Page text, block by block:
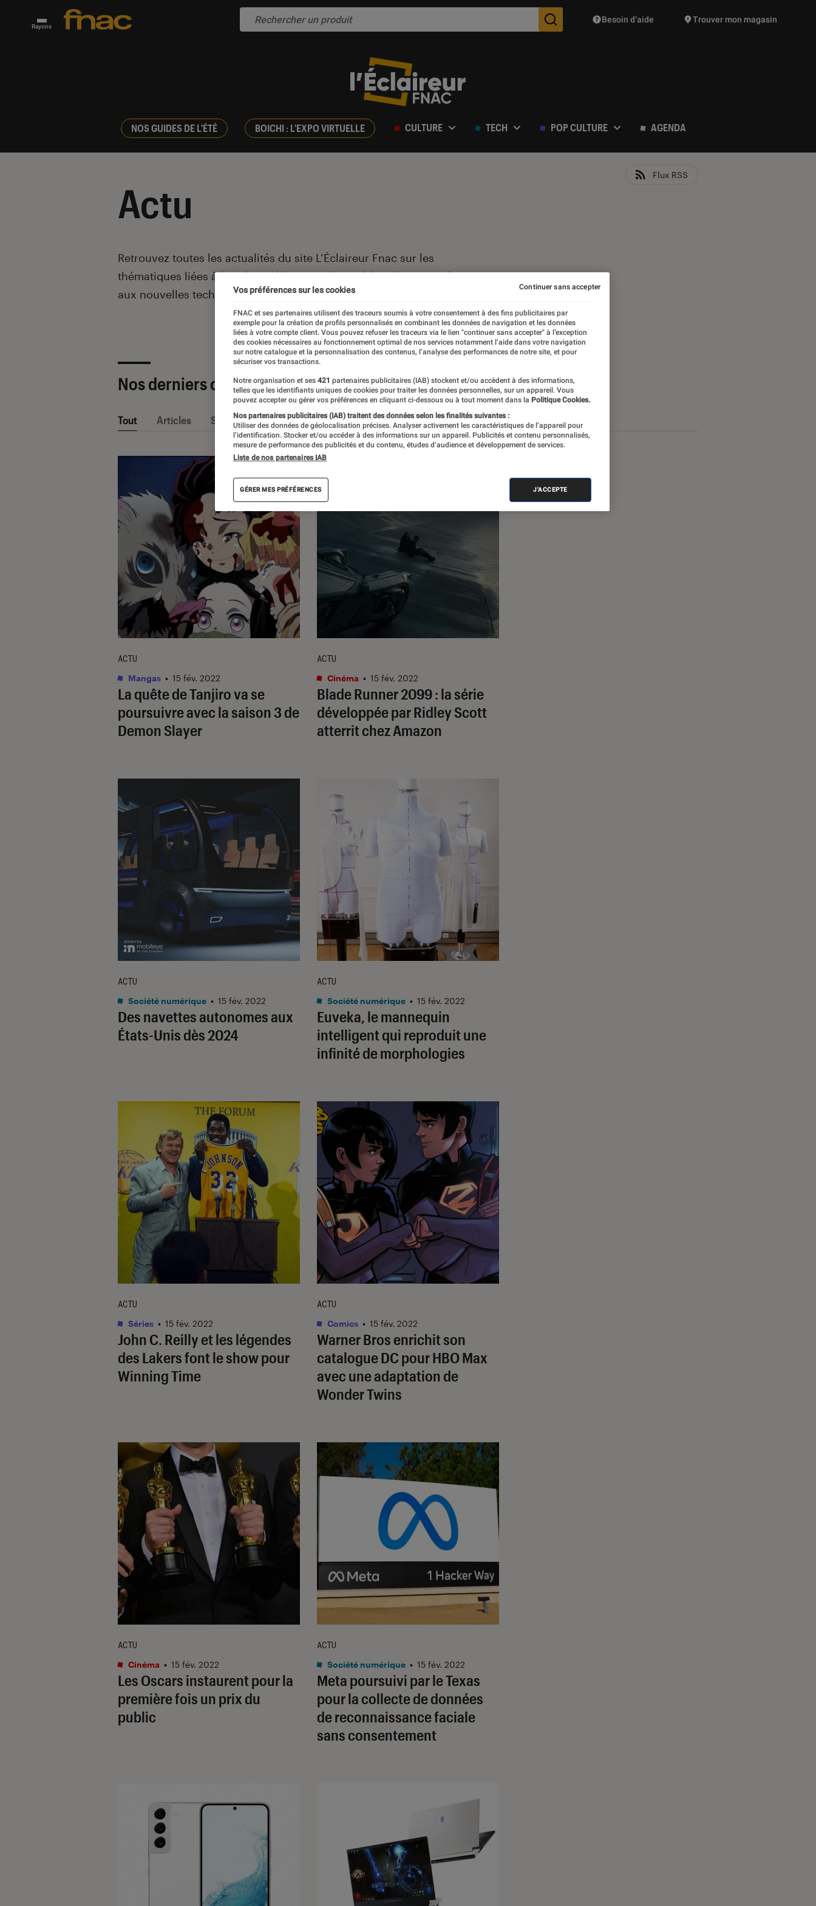
Rayons Des suggestions de produits vont vous être proposées
Besoin d’aide Trouver mon magasin
NOS GUIDES DE L'ÉTÉ BOICHI : L'EXPO VIRTUELLE CULTURE TECH POP CULTURE AGENDA
Actu
Flux RSS
Introduction
Retrouvez toutes les actualités du site L’Éclaireur Fnac sur les
thématiques liées à la culture, à la pop culture, à la culture numérique et
aux nouvelles technologies.
Nos derniers contenus
Tout Articles Sélections et guides Tests
La quête de Tanjiro va se
poursuivre avec la saison 3 de
Demon Slayer
ACTU
Mangas • 15 fév. 2022
Blade Runner 2099: la série
développée par Ridley Scott
atterrit chez Amazon
ACTU
Cinéma • 15 fév. 2022
Des navettes autonomes aux
États-Unis dès 2024
ACTU
Société numérique • 15 fév. 2022
Euveka, le mannequin
intelligent qui reproduit une
infinité de morphologies
ACTU
Société numérique • 15 fév. 2022
John C. Reilly et les légendes
des Lakers font le show pour
Winning Time
ACTU
Séries • 15 fév. 2022
Warner Bros enrichit son
catalogue DC pour HBO Max
avec une adaptation de
Wonder Twins
ACTU
Comics • 15 fév. 2022
Les Oscars instaurent pour la
première fois un prix du
public
ACTU
Cinéma • 15 fév. 2022
Meta poursuivi par le Texas
pour la collecte de données
de reconnaissance faciale
sans consentement
ACTU
Société numérique • 15 fév. 2022
Vos préférences sur les cookies
FNAC et ses partenaires utilisent des traceurs soumis à votre consentement à des fins publicitaires par
exemple pour la création de profils personnalisés en combinant les données de navigation et les données
liées à votre compte client. Vous pouvez refuser les traceurs via le lien "continuer sans accepter" à l’exception
des cookies nécessaires au fonctionnement optimal de nos services notamment l’aide dans votre navigation
sur notre catalogue et la personnalisation des contenus, l’analyse des performances de notre site, et pour
sécuriser vos transactions.
Notre organisation et ses 421 partenaires publicitaires (IAB) stockent et/ou accèdent à des informations,
telles que les identifiants uniques de cookies pour traiter les données personnelles, sur un appareil. Vous
pouvez accepter ou gérer vos préférences en cliquant ci-dessous ou à tout moment dans la Politique Cookies.
Nos partenaires publicitaires (IAB) traitent des données selon les finalités suivantes :
Utiliser des données de géolocalisation précises. Analyser activement les caractéristiques de l’appareil pour
l’identification. Stocker et/ou accéder à des informations sur un appareil. Publicités et contenu personnalisés,
mesure de performance des publicités et du contenu, études d’audience et développement de services.
Liste de nos partenaires IAB
GÉRER MES PRÉFÉRENCES J'ACCEPTE
Continuer sans accepter